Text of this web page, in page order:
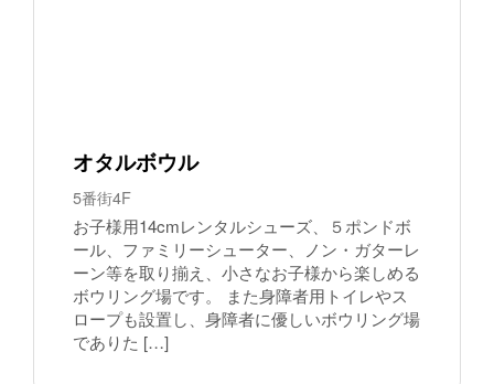
オタルボウル
5番街4F
お子様用14cmレンタルシューズ、５ポンドボ
ール、ファミリーシューター、ノン・ガターレ
ーン等を取り揃え、小さなお子様から楽しめる
ボウリング場です。 また身障者用トイレやス
ロープも設置し、身障者に優しいボウリング場
でありた […]